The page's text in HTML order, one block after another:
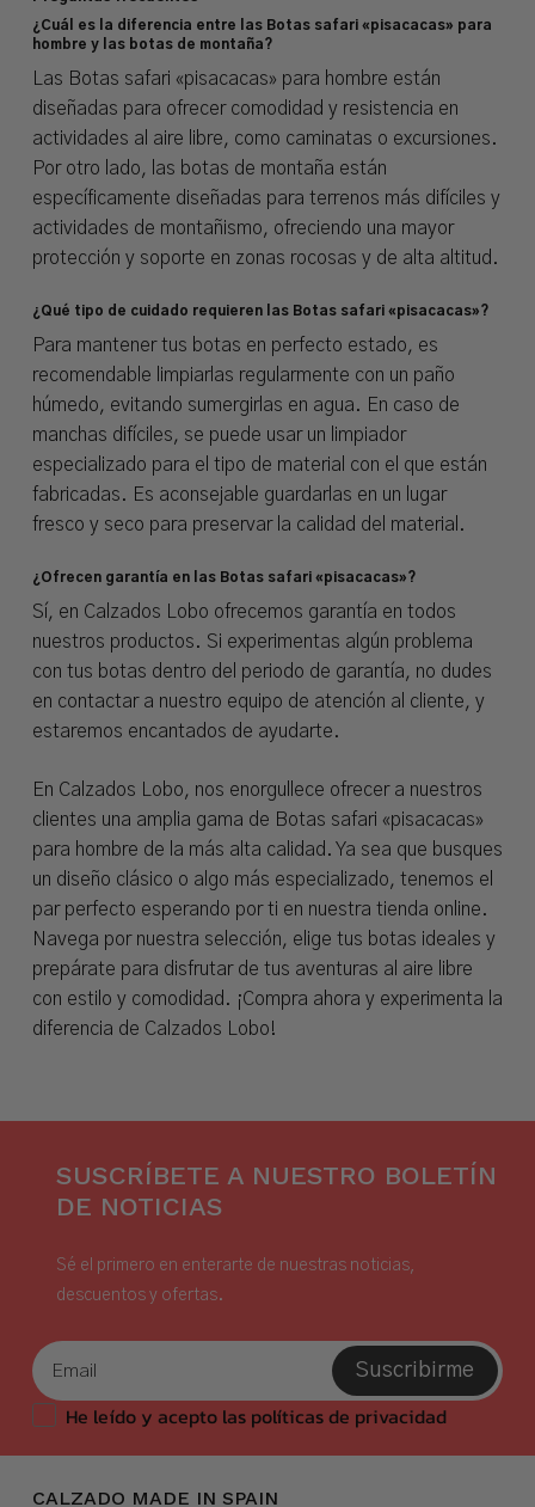
¿Cuál es la diferencia entre las Botas safari «pisacacas» para
hombre y las botas de montaña?
Las Botas safari «pisacacas» para hombre están
diseñadas para ofrecer comodidad y resistencia en
actividades al aire libre, como caminatas o excursiones.
Por otro lado, las botas de montaña están
específicamente diseñadas para terrenos más difíciles y
actividades de montañismo, ofreciendo una mayor
protección y soporte en zonas rocosas y de alta altitud.
¿Qué tipo de cuidado requieren las Botas safari «pisacacas»?
Para mantener tus botas en perfecto estado, es
recomendable limpiarlas regularmente con un paño
húmedo, evitando sumergirlas en agua. En caso de
manchas difíciles, se puede usar un limpiador
especializado para el tipo de material con el que están
fabricadas. Es aconsejable guardarlas en un lugar
fresco y seco para preservar la calidad del material.
¿Ofrecen garantía en las Botas safari «pisacacas»?
Sí, en Calzados Lobo ofrecemos garantía en todos
nuestros productos. Si experimentas algún problema
con tus botas dentro del periodo de garantía, no dudes
en contactar a nuestro equipo de atención al cliente, y
estaremos encantados de ayudarte.
En Calzados Lobo, nos enorgullece ofrecer a nuestros
clientes una amplia gama de Botas safari «pisacacas»
para hombre de la más alta calidad. Ya sea que busques
un diseño clásico o algo más especializado, tenemos el
par perfecto esperando por ti en nuestra tienda online.
Navega por nuestra selección, elige tus botas ideales y
prepárate para disfrutar de tus aventuras al aire libre
con estilo y comodidad. ¡Compra ahora y experimenta la
diferencia de Calzados Lobo!
SUSCRÍBETE A NUESTRO BOLETÍN
DE NOTICIAS
Sé el primero en enterarte de nuestras noticias,
descuentos y ofertas.
Suscribirme
He leído y acepto las políticas de privacidad
CALZADO MADE IN SPAIN